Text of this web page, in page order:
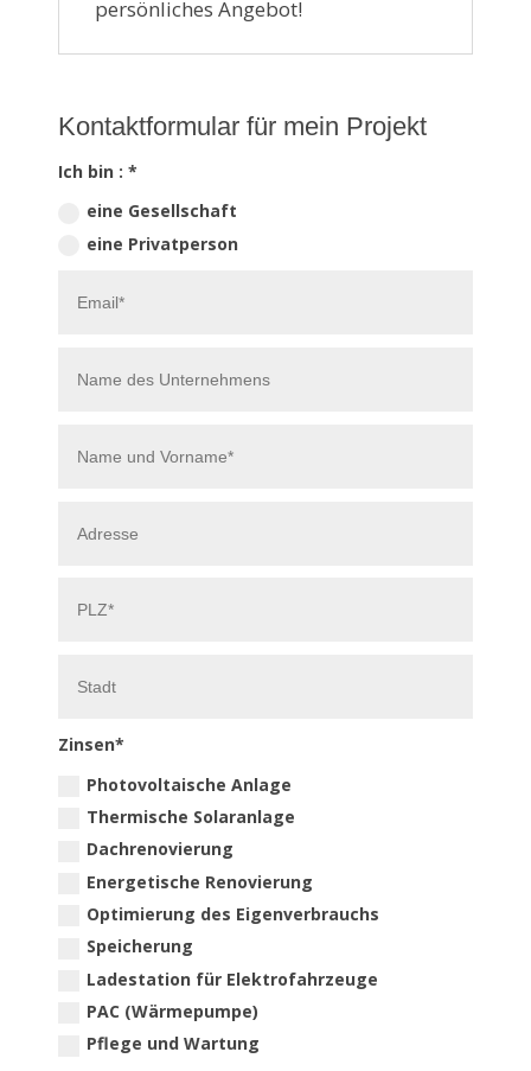
persönliches Angebot!
Kontaktformular für mein Projekt
Ich bin : *
eine Gesellschaft
eine Privatperson
Zinsen*
Photovoltaische Anlage
Thermische Solaranlage
Dachrenovierung
Energetische Renovierung
Optimierung des Eigenverbrauchs
Speicherung
Ladestation für Elektrofahrzeuge
PAC (Wärmepumpe)
Pflege und Wartung